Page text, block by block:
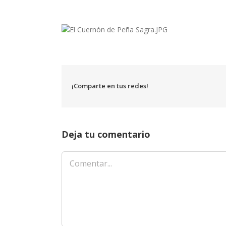
¡Comparte en tus redes!
Deja tu comentario
Comentar